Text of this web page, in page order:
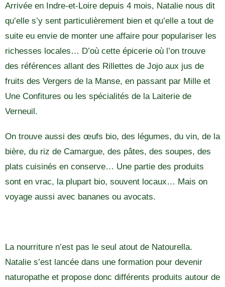
Arrivée en Indre-et-Loire depuis 4 mois, Natalie nous dit
qu’elle s’y sent particulièrement bien et qu’elle a tout de
suite eu envie de monter une affaire pour populariser les
richesses locales… D’où cette épicerie où l’on trouve
des références allant des Rillettes de Jojo aux jus de
fruits des Vergers de la Manse, en passant par Mille et
Une Confitures ou les spécialités de la Laiterie de
Verneuil.
On trouve aussi des œufs bio, des légumes, du vin, de la
bière, du riz de Camargue, des pâtes, des soupes, des
plats cuisinés en conserve… Une partie des produits
sont en vrac, la plupart bio, souvent locaux… Mais on
voyage aussi avec bananes ou avocats.
La nourriture n’est pas le seul atout de Natourella.
Natalie s’est lancée dans une formation pour devenir
naturopathe et propose donc différents produits autour de